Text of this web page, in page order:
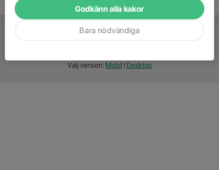
Välj version: Mobil Desktop
Godkänn alla kakor
Bara nödvändiga